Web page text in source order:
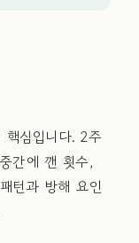
심입니다. 2주
간에 깬 횟수,
턴과 방해 요인